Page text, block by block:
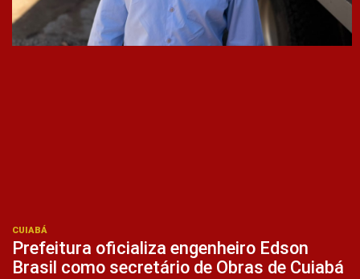
CUIABÁ
Prefeitura oficializa engenheiro Edson
Brasil como secretário de Obras de Cuiabá